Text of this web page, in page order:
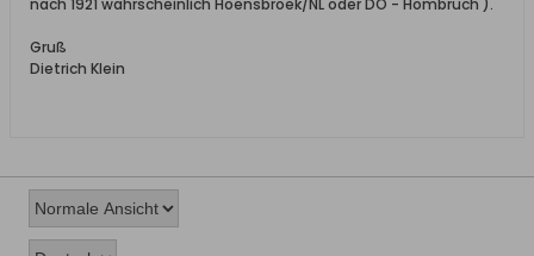
nach 1921 wahrscheinlich Hoensbroek/NL oder DO - Hombruch ).
Gruß
Dietrich Klein